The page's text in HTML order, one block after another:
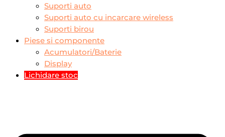
Suporti auto
Suporti auto cu incarcare wireless
Suporti birou
Piese si componente
Acumulatori/Baterie
Display
Lichidare stoc